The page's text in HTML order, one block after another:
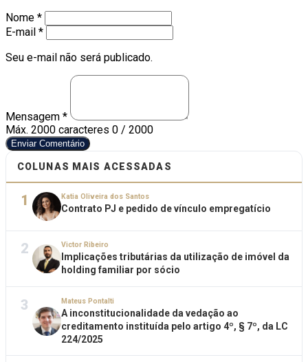
Nome *
E-mail *
Seu e-mail não será publicado.
Mensagem *
Máx. 2000 caracteres 0 / 2000
Enviar Comentário
COLUNAS MAIS ACESSADAS
1 Katia Oliveira dos Santos
Contrato PJ e pedido de vínculo empregatício
2 Victor Ribeiro
Implicações tributárias da utilização de imóvel da
holding familiar por sócio
3 Mateus Pontalti
A inconstitucionalidade da vedação ao
creditamento instituída pelo artigo 4º, § 7º, da LC
224/2025